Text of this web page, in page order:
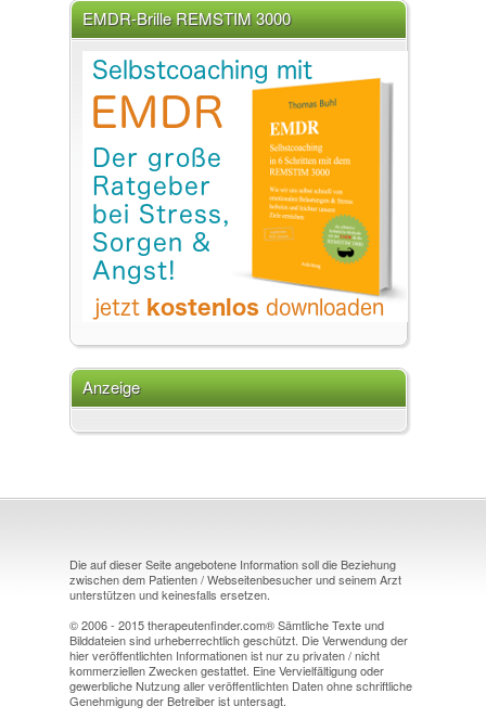
EMDR-Brille REMSTIM 3000
Anzeige
Die auf dieser Seite angebotene Information soll die Beziehung
zwischen dem Patienten / Webseitenbesucher und seinem Arzt
unterstützen und keinesfalls ersetzen.
© 2006 - 2015 therapeutenfinder.com® Sämtliche Texte und
Bilddateien sind urheberrechtlich geschützt. Die Verwendung der
hier veröffentlichten Informationen ist nur zu privaten / nicht
kommerziellen Zwecken gestattet. Eine Vervielfältigung oder
gewerbliche Nutzung aller veröffentlichten Daten ohne schriftliche
Genehmigung der Betreiber ist untersagt.